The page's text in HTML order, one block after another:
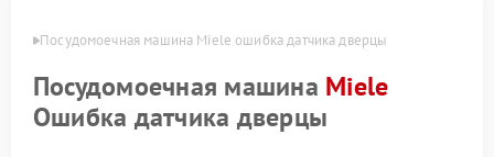
Посудомоечная машина Miele ошибка датчика дверцы
Посудомоечная машина Miele
Ошибка датчика дверцы